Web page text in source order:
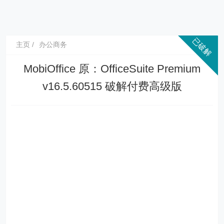
主页 办公商务
MobiOffice 原：OfficeSuite Premium
v16.5.60515 破解付费高级版